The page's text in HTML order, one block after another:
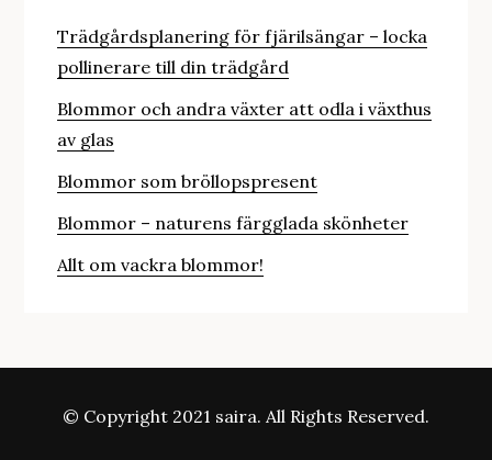
Trädgårdsplanering för fjärilsängar – locka
pollinerare till din trädgård
Blommor och andra växter att odla i växthus
av glas
Blommor som bröllopspresent
Blommor – naturens färgglada skönheter
Allt om vackra blommor!
© Copyright 2021 saira. All Rights Reserved.